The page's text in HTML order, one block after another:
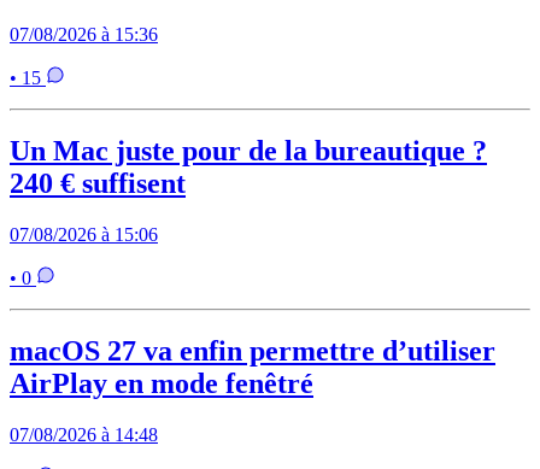
07/08/2026 à 15:36
• 15
Un Mac juste pour de la bureautique ?
240 € suffisent
07/08/2026 à 15:06
• 0
macOS 27 va enfin permettre d’utiliser
AirPlay en mode fenêtré
07/08/2026 à 14:48